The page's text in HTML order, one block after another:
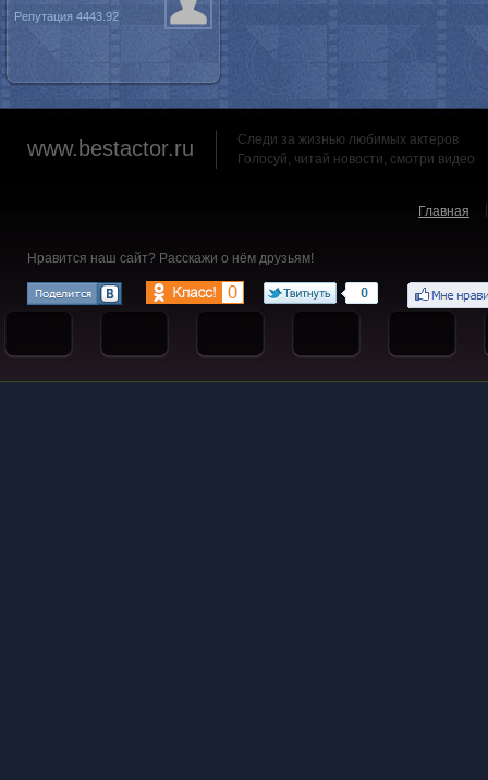
Репутация 4443.92
www.bestactor.ru
Следи за жизнью любимых актеров
Голосуй, читай новости, смотри видео
Главная
Нравится наш сайт? Расскажи о нём друзьям!